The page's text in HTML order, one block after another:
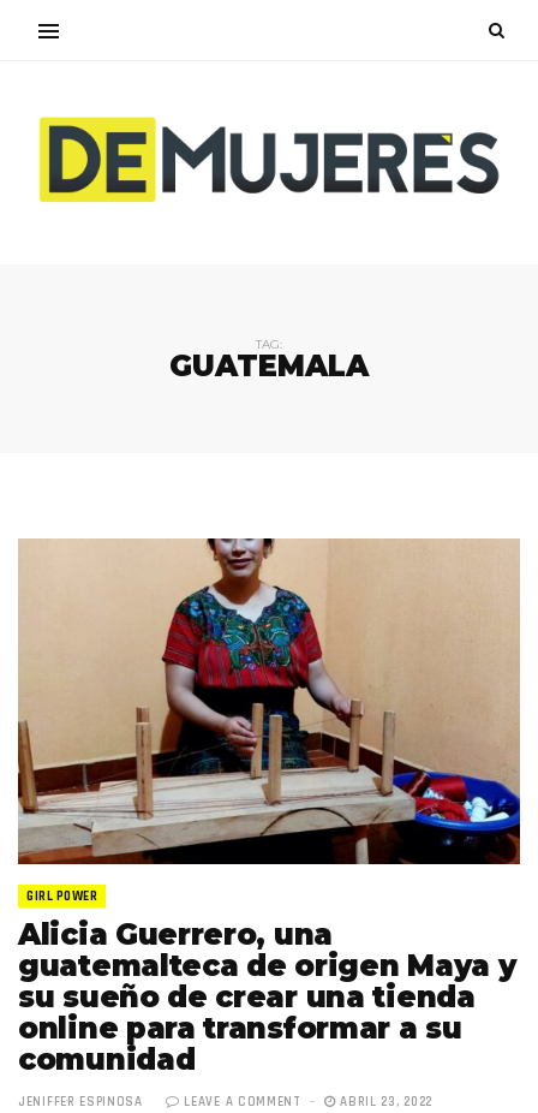
TAG:
GUATEMALA
GIRL POWER
Alicia Guerrero, una
guatemalteca de origen Maya y
su sueño de crear una tienda
online para transformar a su
comunidad
JENIFFER ESPINOSA LEAVE A COMMENT ABRIL 23, 2022